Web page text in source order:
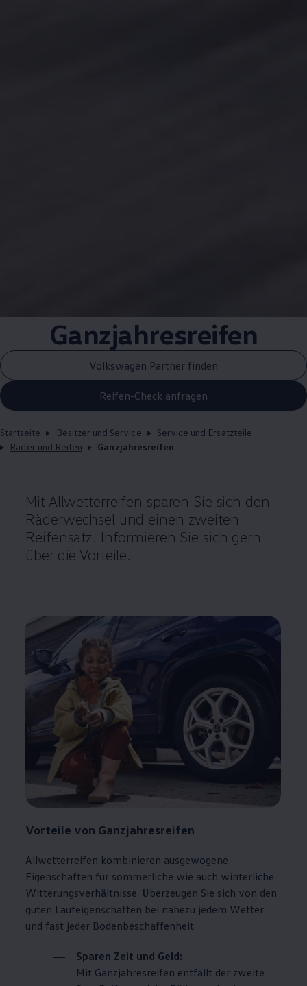
Ganzjahresreifen
Volkswagen Partner finden
Reifen-Check anfragen
Startseite Besitzer und Service
Service und Ersatzteile
Räder und Reifen
Ganzjahresreifen
Mit Allwetterreifen sparen Sie sich den
Räderwechsel und einen zweiten
Reifensatz. Informieren Sie sich gern
über die Vorteile.
Vorteile von Ganzjahresreifen
Allwetterreifen kombinieren ausgewogene
Eigenschaften für sommerliche wie auch winterliche
Witterungsverhältnisse. Überzeugen Sie sich von den
guten Laufeigenschaften bei nahezu jedem Wetter
und fast jeder Bodenbeschaffenheit.
Sparen Zeit und Geld:
Mit Ganzjahresreifen entfällt der zweite